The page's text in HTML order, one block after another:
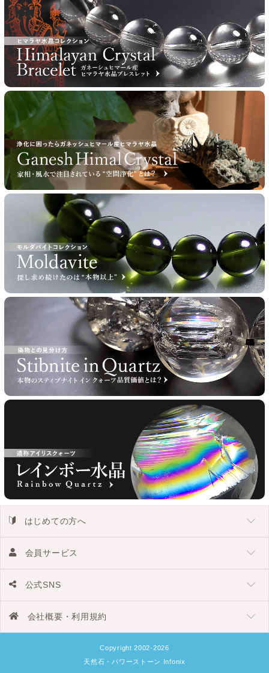
はじめての方へ
会員サービス
公式SNS
会社概要・利用規約
Copyright 2002-2026
天然石・パワーストーン Infonix